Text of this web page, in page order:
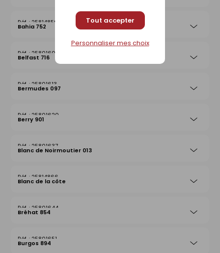
Tout accepter
Personnaliser mes choix
25814859
Bahia 752
25801606
Belfast 716
25801613
Bermudes 097
25801620
Berry 901
25801637
Blanc de Noirmoutier 013
25814866
Blanc de la côte
25801644
Bréhat 854
25801651
Burgos 894